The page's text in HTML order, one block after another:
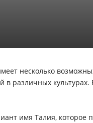
несколько
в различных культурах.
имя Талия, которое